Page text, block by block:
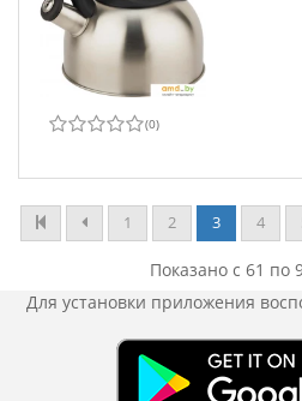
(0)
1 2 3 4
Показано с 61 по
Для установки приложения